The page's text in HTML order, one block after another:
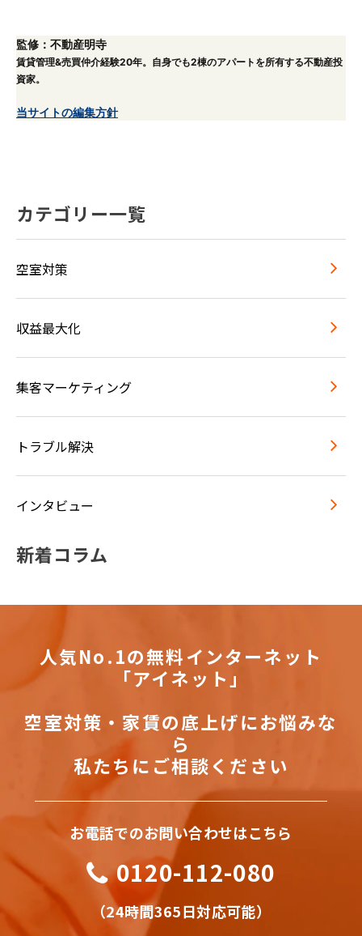
監修：不動産明寺
賃貸管理&売買仲介経験20年。自身でも2棟のアパートを所有する不動産投
資家。
当サイトの編集方針
カテゴリー一覧
空室対策
収益最大化
集客マーケティング
トラブル解決
インタビュー
新着コラム
人気No.1の無料インターネット
「アイネット」
空室対策・家賃の底上げにお悩みな
ら
私たちにご相談ください
お電話でのお問い合わせはこちら
0120-112-080
（24時間365日対応可能）